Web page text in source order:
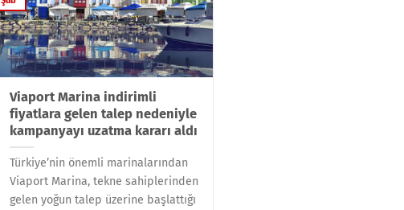
Viaport Marina indirimli
fiyatlara gelen talep nedeniyle
kampanyayı uzatma kararı aldı
Türkiye’nin önemli marinalarından
Viaport Marina, tekne sahiplerinden
gelen yoğun talep üzerine başlattığı